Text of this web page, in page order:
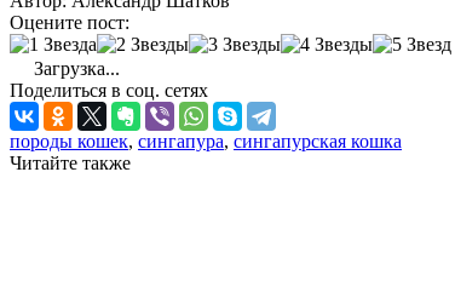
Оцените пост:
Загрузка...
Поделиться в соц. сетях
породы кошек, сингапура, сингапурская кошка
Читайте также